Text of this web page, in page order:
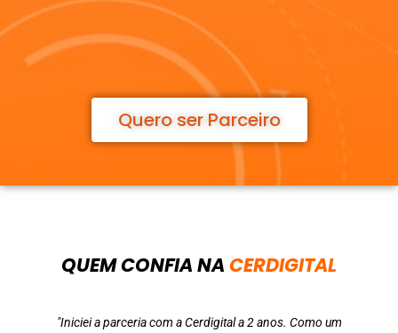
Quero ser Parceiro
QUEM CONFIA NA CERDIGITAL
"Iniciei a parceria com a Cerdigital a 2 anos. Como um